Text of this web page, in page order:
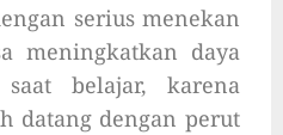
serius menekan
meningkatkan daya
belajar, karena
datang dengan perut